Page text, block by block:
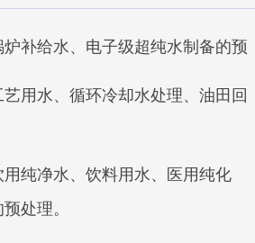
补给水、电子级超纯水制备的预
用水、循环冷却水处理、油田回
纯净水、饮料用水、医用纯化
处理。